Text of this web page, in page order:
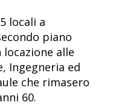
locali a
piano
alle
Ingegneria ed
che rimasero
60.